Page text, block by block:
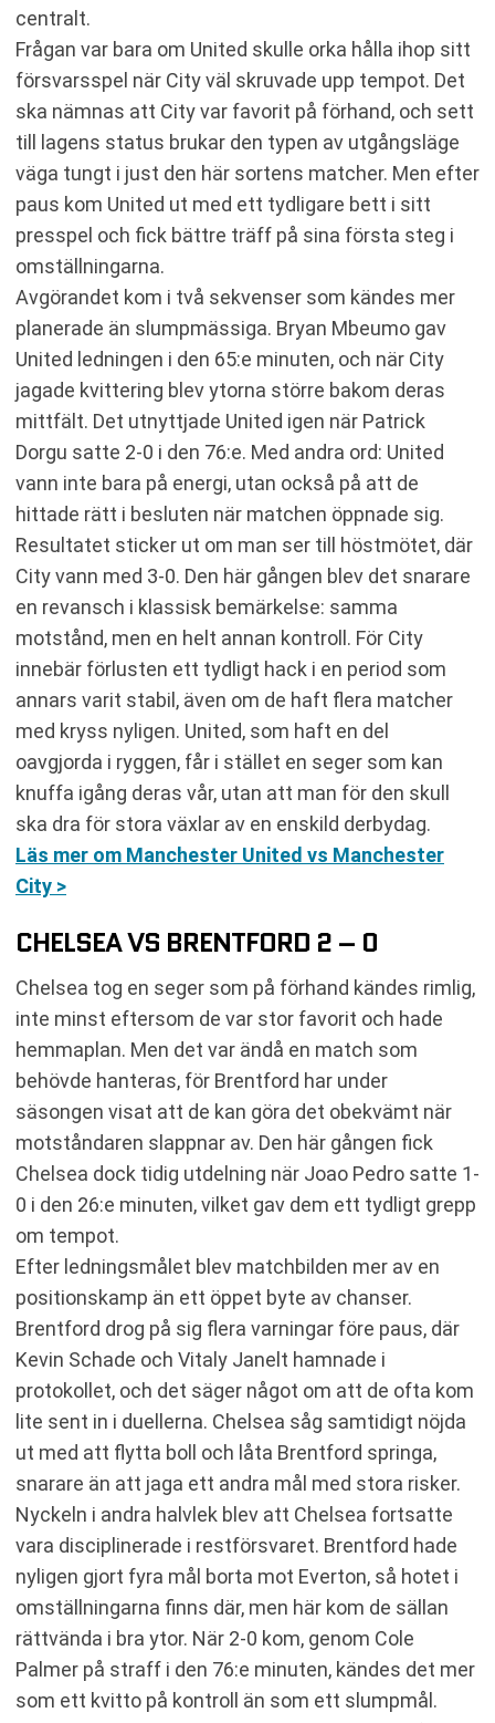
centralt.
Frågan var bara om United skulle orka hålla ihop sitt
försvarsspel när City väl skruvade upp tempot. Det
ska nämnas att City var favorit på förhand, och sett
till lagens status brukar den typen av utgångsläge
väga tungt i just den här sortens matcher. Men efter
paus kom United ut med ett tydligare bett i sitt
presspel och fick bättre träff på sina första steg i
omställningarna.
Avgörandet kom i två sekvenser som kändes mer
planerade än slumpmässiga. Bryan Mbeumo gav
United ledningen i den 65:e minuten, och när City
jagade kvittering blev ytorna större bakom deras
mittfält. Det utnyttjade United igen när Patrick
Dorgu satte 2-0 i den 76:e. Med andra ord: United
vann inte bara på energi, utan också på att de
hittade rätt i besluten när matchen öppnade sig.
Resultatet sticker ut om man ser till höstmötet, där
City vann med 3-0. Den här gången blev det snarare
en revansch i klassisk bemärkelse: samma
motstånd, men en helt annan kontroll. För City
innebär förlusten ett tydligt hack i en period som
annars varit stabil, även om de haft flera matcher
med kryss nyligen. United, som haft en del
oavgjorda i ryggen, får i stället en seger som kan
knuffa igång deras vår, utan att man för den skull
ska dra för stora växlar av en enskild derbydag.
Läs mer om Manchester United vs Manchester
City >
CHELSEA VS BRENTFORD 2 – 0
Chelsea tog en seger som på förhand kändes rimlig,
inte minst eftersom de var stor favorit och hade
hemmaplan. Men det var ändå en match som
behövde hanteras, för Brentford har under
säsongen visat att de kan göra det obekvämt när
motståndaren slappnar av. Den här gången fick
Chelsea dock tidig utdelning när Joao Pedro satte 1-
0 i den 26:e minuten, vilket gav dem ett tydligt grepp
om tempot.
Efter ledningsmålet blev matchbilden mer av en
positionskamp än ett öppet byte av chanser.
Brentford drog på sig flera varningar före paus, där
Kevin Schade och Vitaly Janelt hamnade i
protokollet, och det säger något om att de ofta kom
lite sent in i duellerna. Chelsea såg samtidigt nöjda
ut med att flytta boll och låta Brentford springa,
snarare än att jaga ett andra mål med stora risker.
Nyckeln i andra halvlek blev att Chelsea fortsatte
vara disciplinerade i restförsvaret. Brentford hade
nyligen gjort fyra mål borta mot Everton, så hotet i
omställningarna finns där, men här kom de sällan
rättvända i bra ytor. När 2-0 kom, genom Cole
Palmer på straff i den 76:e minuten, kändes det mer
som ett kvitto på kontroll än som ett slumpmål.